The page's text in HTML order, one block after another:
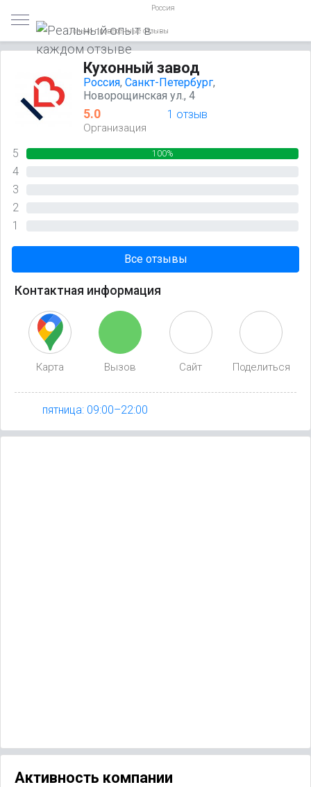
Россия
Только проверенные отзывы
Кухонный завод
Россия, Санкт-Петербург,
Новорощинская ул., 4
5.0 1 отзыв
Организация
5 100%
4
3
2
1
Все отзывы
Контактная информация
Карта Вызов Сайт Поделиться
пятница: 09:00–22:00
Активность компании